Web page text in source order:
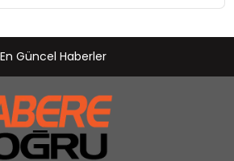
En Güncel Haberler